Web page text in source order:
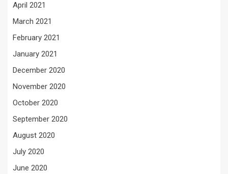
April 2021
March 2021
February 2021
January 2021
December 2020
November 2020
October 2020
September 2020
August 2020
July 2020
June 2020